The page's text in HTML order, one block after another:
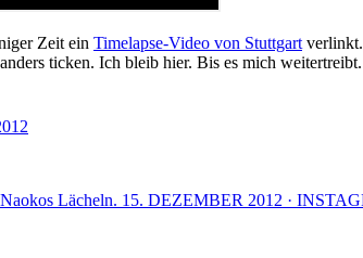
Zeit ein Timelapse-Video von Stuttgart
ticken. Ich bleib hier. Bis es mich weitertreibt.
Naokos Lächeln. 15. DEZEMBER 2012 ·